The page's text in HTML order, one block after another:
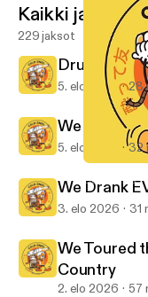
Cold Ones
Kaikki jaksot
229 jaksot
Drunk
5. elo 2026 28
We Tried
5. elo 2026 32
We Drank
3. elo 2026 31
We Toured
Country
2. elo 2026 57